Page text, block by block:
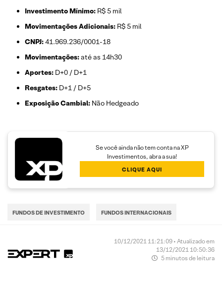
Investimento Mínimo: R$ 5 mil
Movimentações Adicionais: R$ 5 mil
CNPJ:41.969.236/0001-18
Movimentações:até as 14h30
Aportes: D+0 / D+1
Resgates: D+1 / D+5
Exposição Cambial: Não Hedgeado
Se você ainda não tem conta na XP
Investimentos, abra a sua!
CLIQUE AQUI
FUNDOS DE INVESTIMENTO FUNDOS INTERNACIONAIS
10/12/2021 11:21:09 • Atualizado em
13/12/2021 10:50:36
5 minutos de leitura